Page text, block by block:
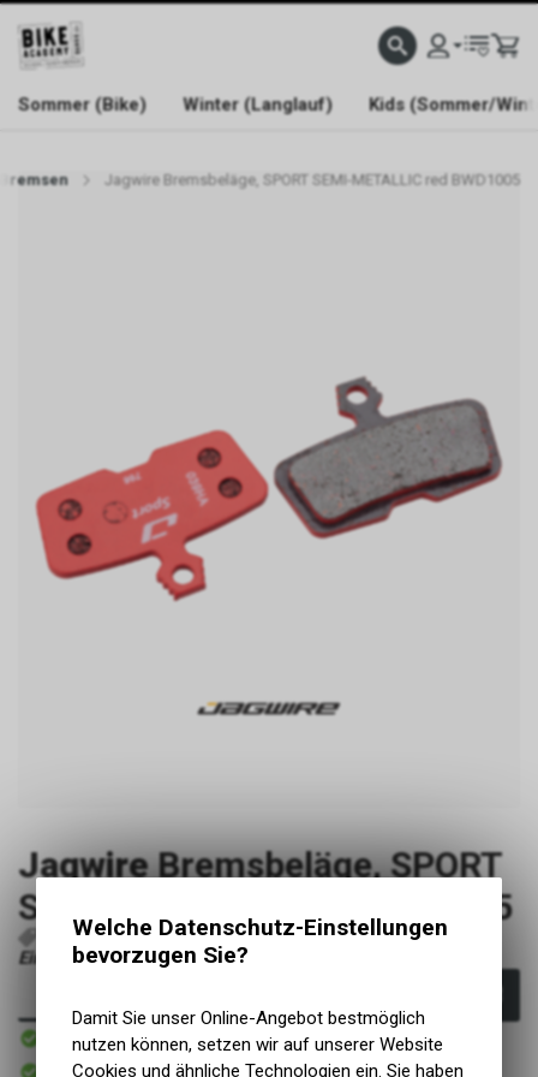
WELCOME TO BIKE ACADEMY
Sommer (Bike) Winter (Langlauf) Kids (Sommer/
Bremsen Jagwire Bremsbeläge, SPORT SEMI-METALLIC red BWD1005
Jagwire Bremsbeläge, SPORT
SEMI-METALLIC red BWD1005
P40242 4715910041567
Einloggen um Preis zu sehen
Sofort verfügbar
Versand
Sofort abholbar
Welche Datenschutz-Einstellungen
bevorzugen Sie?
Damit Sie unser Online-Angebot bestmöglich
nutzen können, setzen wir auf unserer Website
Cookies und ähnliche Technologien ein. Sie haben